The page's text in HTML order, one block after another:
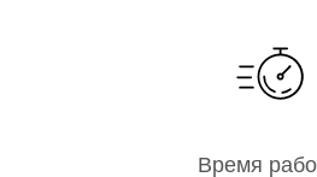
Время